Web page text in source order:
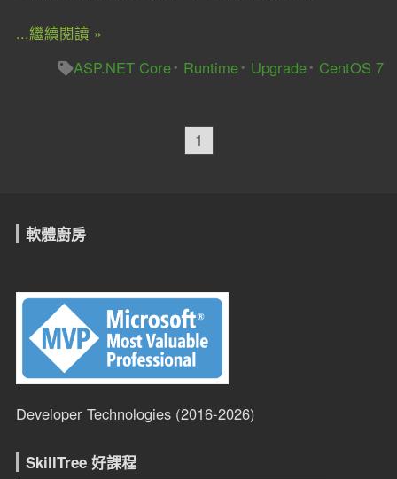
...繼續閱讀 »
ASP.NET Core
Runtime Upgrade CentOS 7
1
軟體廚房
Developer Technologies (2016-2026)
SkillTree 好課程